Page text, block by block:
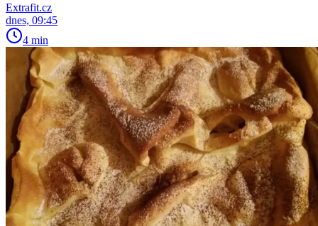
Extrafit.cz
dnes, 09:45
4 min